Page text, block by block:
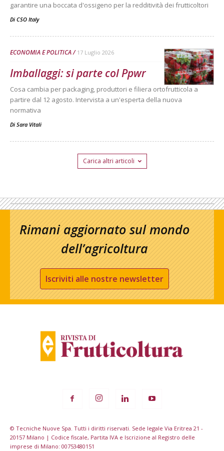
garantire una boccata d'ossigeno per la redditività dei frutticoltori
Di CSO Italy
ECONOMIA E POLITICA 17 Luglio 2026
Imballaggi: si parte col Ppwr
Cosa cambia per packaging, produttori e filiera ortofrutticola a
partire dal 12 agosto. Intervista a un'esperta della nuova
normativa
Di Sara Vitali
Carica altri articoli
Rimani aggiornato sul mondo
dell’agricoltura
Iscriviti alle nostre newsletter
© Tecniche Nuove Spa. Tutti i diritti riservati. Sede legale Via Eritrea 21 -
20157 Milano | Codice fiscale, Partita IVA e Iscrizione al Registro delle
imprese di Milano: 00753480151